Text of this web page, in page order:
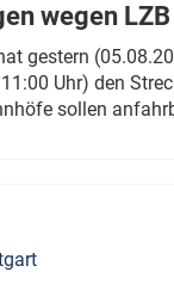
wegen
gestern
Uhr) den
sollen